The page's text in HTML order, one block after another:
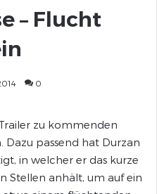
– Flucht
0
zu kommenden
Dazu passend hat Durzan
in welcher er das kurze
Stellen anhält, um auf ein